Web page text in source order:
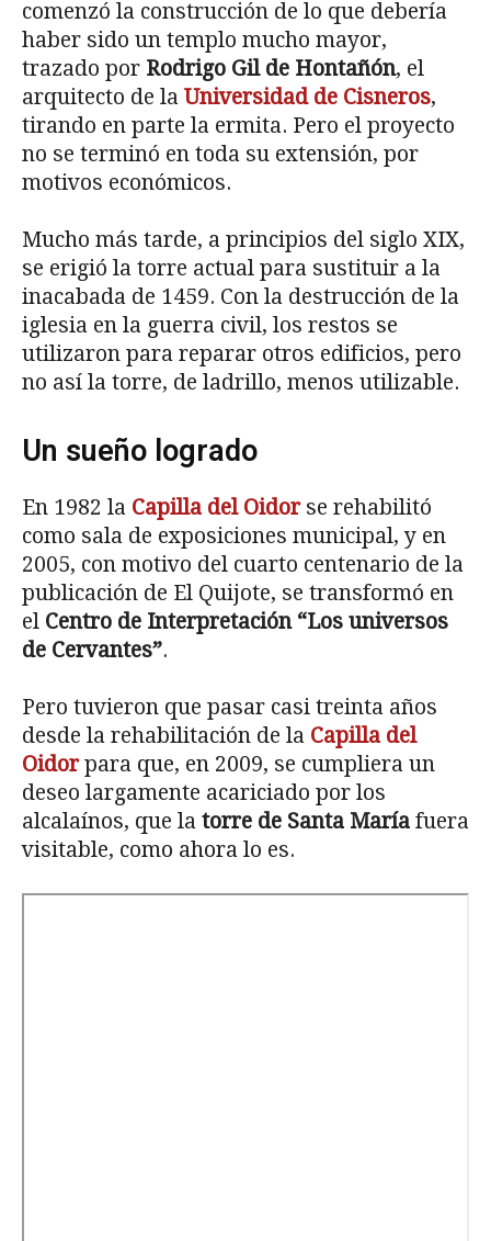
comenzó la construcción de lo que debería
haber sido un templo mucho mayor,
trazado por Rodrigo Gil de Hontañón, el
arquitecto de la Universidad de Cisneros,
tirando en parte la ermita. Pero el proyecto
no se terminó en toda su extensión, por
motivos económicos.
Mucho más tarde, a principios del siglo XIX,
se erigió la torre actual para sustituir a la
inacabada de 1459. Con la destrucción de la
iglesia en la guerra civil, los restos se
utilizaron para reparar otros edificios, pero
no así la torre, de ladrillo, menos utilizable.
Un sueño logrado
En 1982 la Capilla del Oidorse rehabilitó
como sala de exposiciones municipal, y en
2005, con motivo del cuarto centenario de la
publicación de El Quijote, se transformó en
el Centro de Interpretación “Los universos
de Cervantes”.
Pero tuvieron que pasar casi treinta años
desde la rehabilitación de la Capilla del
Oidorpara que, en 2009, se cumpliera un
deseo largamente acariciado por los
alcalaínos, que la torre de Santa María fuera
visitable, como ahora lo es.